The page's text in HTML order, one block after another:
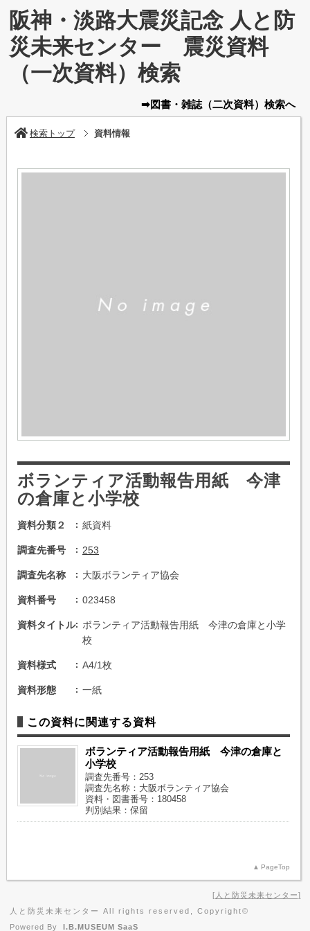
阪神・淡路大震災記念 人と防
災未来センター 震災資料
（一次資料）検索
➡図書・雑誌（二次資料） 検索へ
検索トップ 資料情報
ボランティア活動報告用紙 今津
の倉庫と小学校
資料分類２ 紙資料
調査先番号 253
調査先名称 大阪ボランティア協会
資料番号 023458
資料タイトル
ボランティア活動報告用紙 今津の倉庫と小学
校
資料様式 A4/1枚
資料形態 一紙
この資料に関連する資料
ボランティア活動報告用紙 今津の倉庫と
小学校
調査先番号：253
調査先名称：大阪ボランティア協会
資料・図書番号：180458
判別結果：保留
PageTop
人と防災未来センター
人と防災未来センター All rights reserved, Copyright©
Powered By
I.B.MUSEUM SaaS